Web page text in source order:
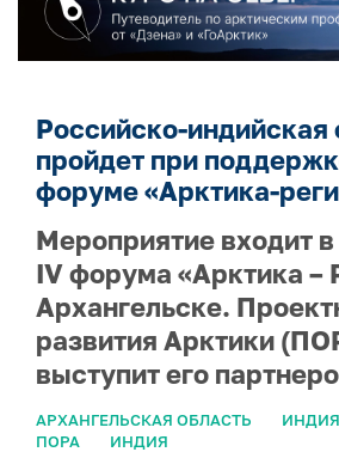
Российско-индийская
пройдет при
форуме «Арктика-
Мероприятие входит
IV форума «Арктика –
Архангельске.
развития Арктики
выступит его
АРХАНГЕЛЬСКАЯ ОБЛАСТЬ
ПОРА
ИНДИЯ